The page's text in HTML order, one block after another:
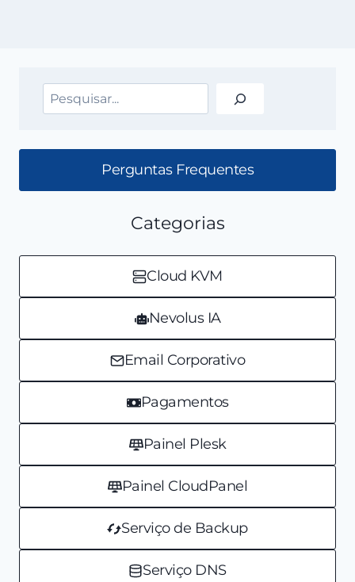
Pesquisar
Perguntas Frequentes
Categorias
Cloud KVM
Nevolus IA
Email Corporativo
Pagamentos
Painel Plesk
Painel CloudPanel
Serviço de Backup
Serviço DNS